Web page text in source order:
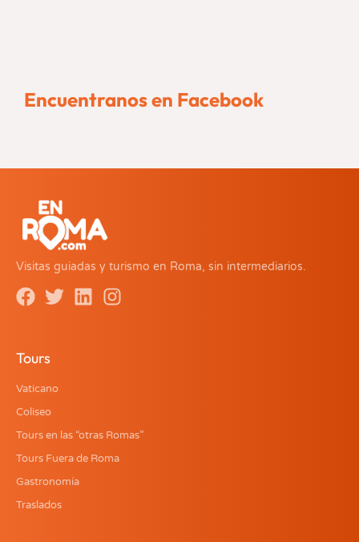
Encuentranos en Facebook
Visitas guiadas y turismo en Roma, sin intermediarios.
Tours
Vaticano
Coliseo
Tours en las “otras Romas”
Tours Fuera de Roma
Gastronomía
Traslados